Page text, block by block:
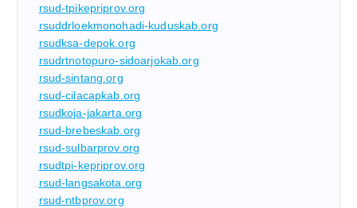
rsud-tpikepriprov.org
rsuddrloekmonohadi-kuduskab.org
rsudksa-depok.org
rsudrtnotopuro-sidoarjokab.org
rsud-sintang.org
rsud-cilacapkab.org
rsudkoja-jakarta.org
rsud-brebeskab.org
rsud-sulbarprov.org
rsudtpi-kepriprov.org
rsud-langsakota.org
rsud-ntbprov.org